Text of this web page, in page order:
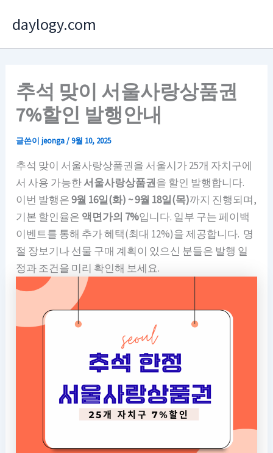
daylogy.com
추석 맞이 서울사랑상품권
7%할인 발행안내
글쓴이jeonga/9월 10, 2025
추석 맞이 서울사랑상품권을 서울시가 25개 자치구에
서 사용 가능한서울사랑상품권을 할인 발행합니다.
이번 발행은9월 16일(화) ~ 9월 18일(목)까지 진행되며,
기본 할인율은 액면가의 7%입니다. 일부 구는 페이백
이벤트를 통해 추가 혜택(최대 12%)을 제공합니다. 명
절 장보기나 선물 구매 계획이 있으신 분들은 발행 일
정과 조건을 미리 확인해 보세요.